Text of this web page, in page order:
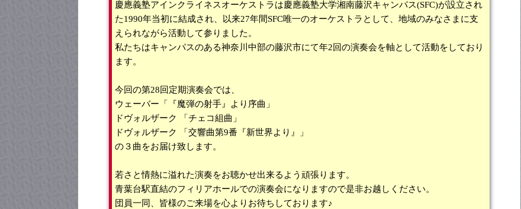
慶應義塾アインクライネスオーケストラは慶應義塾大学湘南藤沢キャンパス(SFC)が設立され
た1990年当初に結成され、以来27年間SFC唯一のオーケストラとして、地域のみなさまに支
えられながら活動して参りました。
私たちはキャンパスのある神奈川中部の藤沢市にて年2回の演奏会を軸として活動をしており
ます。
今回の第28回定期演奏会では、
ウェーバー「『魔弾の射手』より序曲」
ドヴォルザーク 「チェコ組曲」
ドヴォルザーク 「交響曲第9番『新世界より』」
の３曲をお届け致します。
若さと情熱に溢れた演奏をお聴かせ出来るよう頑張ります。
青葉台駅直結のフィリアホールでの演奏会になりますので是非お越しください。
団員一同、皆様のご来場を心よりお待ちしております♪